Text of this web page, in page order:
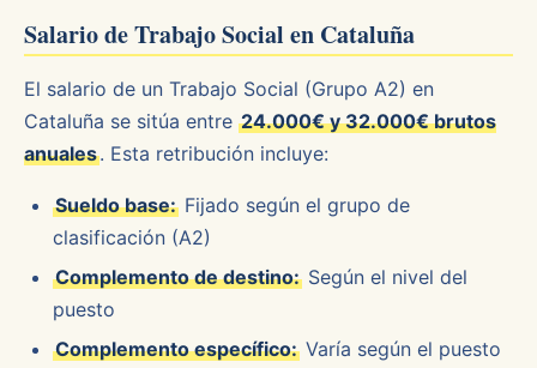
Salario de Trabajo Social en Cataluña
El salario de un Trabajo Social (Grupo A2) en
Cataluña se sitúa entre 24.000€ y 32.000€ brutos
anuales. Esta retribución incluye:
Sueldo base: Fijado según el grupo de
clasificación (A2)
Complemento de destino: Según el nivel del
puesto
Complemento específico: Varía según el puesto